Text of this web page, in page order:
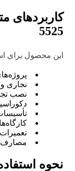
5525
این محصول برای
نجاری
نصب
مصارف
نحوه